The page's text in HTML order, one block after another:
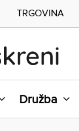
Družba
TRGOVINA